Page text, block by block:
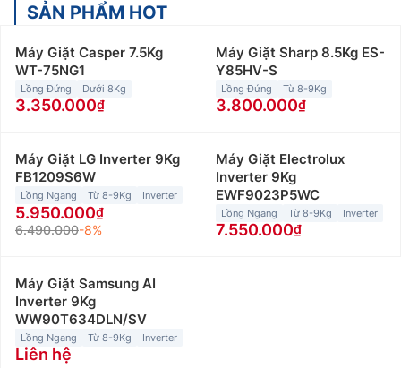
Máy giặt cửa trước sử dụng lồng giặt nằm ngang, máy
có kiểu dáng sang trọng và hiện đại nên được nhiều
người dùng ưa chuộng. Bên cạnh đó, dòng máy này
thường được tích hợp nhiều công nghệ giặt tiên tiến,
giúp nâng cao hiệu quả giặt sạch quần áo một cách
Máy giặt lồng ngang có khả năng vận hành êm ái, ít
rung lắc. Đồng thời, máy giặt cửa trước có khả năng
tiết kiệm nước tốt hơn so với máy giặt cửa trên. Thêm
nữa, dòng máy này được tích hợp nhiều chương trình
SẢN PHẨM HOT
Máy Giặt Casper 7.5Kg
WT-75NG1
Lồng Đứng Dưới 8Kg
3.350.000
Máy Giặt Sharp 8.5Kg ES-
Y85HV-S
Lồng Đứng Từ 8-9Kg
3.800.000
Máy Giặt LG Inverter 9Kg
FB1209S6W
Lồng Ngang Từ 8-9Kg Inverter
5.950.000
6.490.000-8%
Máy Giặt Electrolux
Inverter 9Kg
EWF9023P5WC
Lồng Ngang Từ 8-9Kg Inverter
7.550.000
Máy Giặt Samsung AI
Inverter 9Kg
WW90T634DLN/SV
Lồng Ngang Từ 8-9Kg Inverter
Liên hệ